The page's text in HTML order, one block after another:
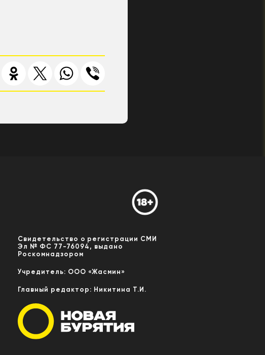
Свидетельство о регистрации СМИ
Эл № ФС 77-76094, выдано
Роскомнадзором
Учредитель: ООО «Жасмин»
Главный редактор: Никитина Т.И.